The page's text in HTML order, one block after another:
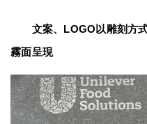
文案、LOGO以雕刻方式
霧面呈現